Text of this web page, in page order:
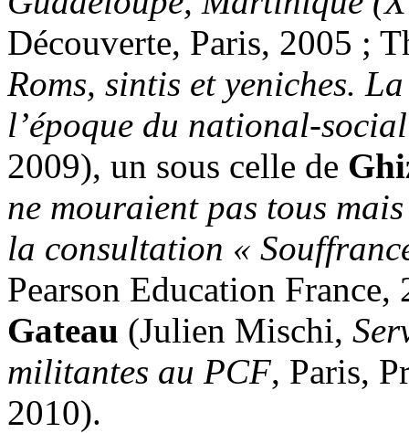
Découverte, Paris, 2005 ;
Roms, sintis et yeniches.
l’époque du national-
2009), un sous celle de
ne mouraient pas tous
la consultation «
Pearson Education
Gateau (Julien Mischi,
militantes au PCF, Paris,
2010).